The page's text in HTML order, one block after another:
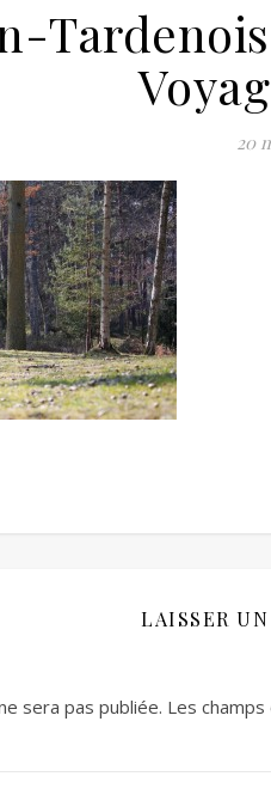
20
LAISSER
sera pas publiée. Les